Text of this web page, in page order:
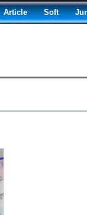
Article Soft